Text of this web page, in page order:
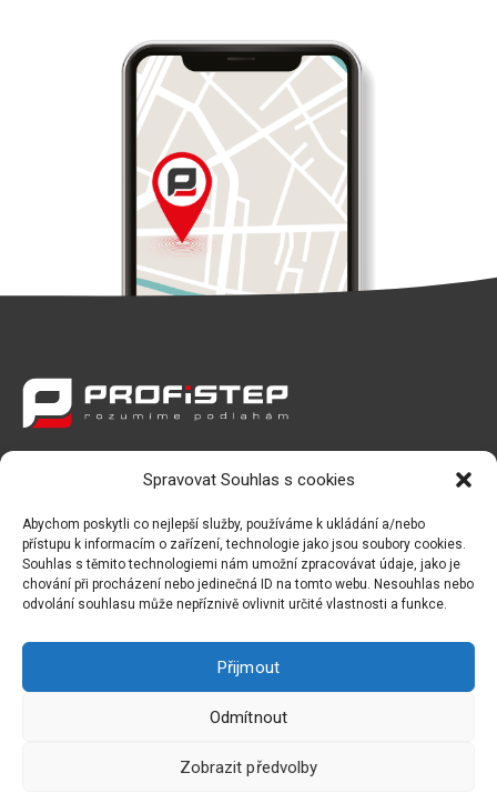
Spravovat Souhlas s cookies
Abychom poskytli co nejlepší služby, používáme k ukládání a/nebo
přístupu k informacím o zařízení, technologie jako jsou soubory cookies.
Souhlas s těmito technologiemi nám umožní zpracovávat údaje, jako je
chování při procházení nebo jedinečná ID na tomto webu. Nesouhlas nebo
odvolání souhlasu může nepříznivě ovlivnit určité vlastnosti a funkce.
Přijmout
Odmítnout
Zobrazit předvolby
Počernická 120, 360 01 Karlovy Vary
E-mail:profistep@profistep.cz
Telefon:+420 702 162 205
2026 © Profistep s.r.o. | Vytvořil studio
Dodavatel je registrován pod spisovou značkou oddíl C,